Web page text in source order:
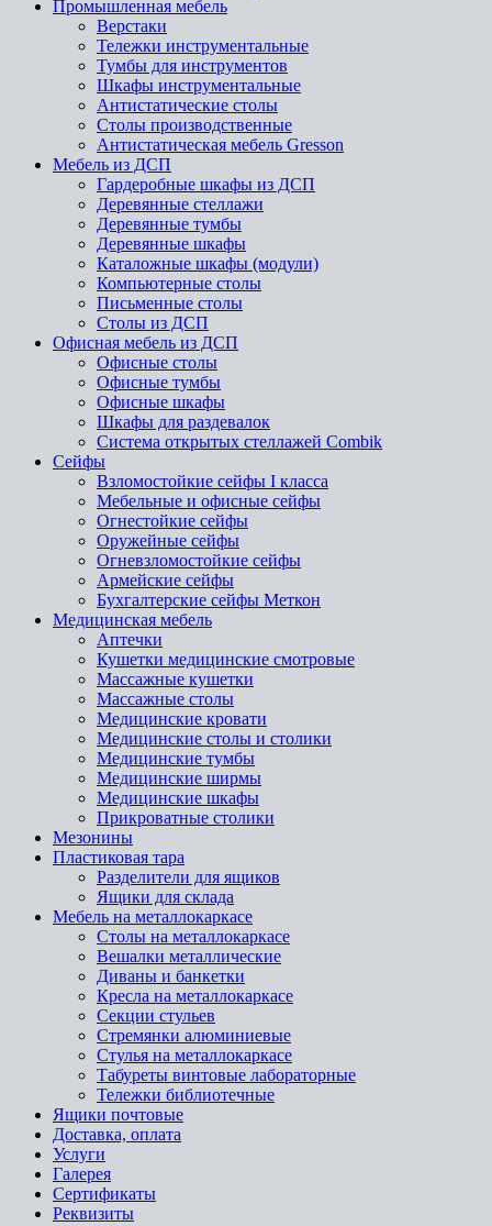
Промышленная мебель
Верстаки
Тележки инструментальные
Тумбы для инструментов
Шкафы инструментальные
Антистатические столы
Столы производственные
Антистатическая мебель Gresson
Мебель из ДСП
Гардеробные шкафы из ДСП
Деревянные стеллажи
Деревянные тумбы
Деревянные шкафы
Каталожные шкафы (модули)
Компьютерные столы
Письменные столы
Столы из ДСП
Офисная мебель из ДСП
Офисные столы
Офисные тумбы
Офисные шкафы
Шкафы для раздевалок
Система открытых стеллажей Combik
Сейфы
Взломостойкие сейфы I класса
Мебельные и офисные сейфы
Огнестойкие сейфы
Оружейные сейфы
Огневзломостойкие сейфы
Армейские сейфы
Бухгалтерские сейфы Меткон
Медицинская мебель
Аптечки
Кушетки медицинские смотровые
Массажные кушетки
Массажные столы
Медицинские кровати
Медицинские столы и столики
Медицинские тумбы
Медицинские ширмы
Медицинские шкафы
Прикроватные столики
Мезонины
Пластиковая тара
Разделители для ящиков
Ящики для склада
Мебель на металлокаркасе
Cтолы на металлокаркасе
Вешалки металлические
Диваны и банкетки
Кресла на металлокаркасе
Секции стульев
Стремянки алюминиевые
Стулья на металлокаркасе
Табуреты винтовые лабораторные
Тележки библиотечные
Ящики почтовые
Доставка, оплата
Услуги
Галерея
Сертификаты
Реквизиты